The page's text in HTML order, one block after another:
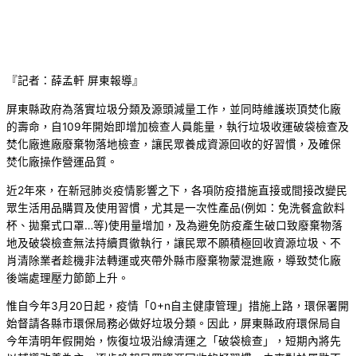
『記者：薛孟軒 屏東報導』
屏東縣政府為落實垃圾分類及源頭減量工作，並同時維護崁頂焚化廠
的壽命，自109年開始即增加檢查人員能量，執行垃圾收運破袋檢查及
焚化廠進廠廢棄物落地檢查，讓民眾養成資源回收的好習慣，及確保
焚化廠操作營運品質。
近2年來，在新冠肺炎疫情影響之下，各項防疫措施直接或間接改變民
眾生活用品購買及使用習慣，尤其是一次性產品(例如：免洗餐盒飲料
杯、拋棄式口罩…等)使用量增加，及為避免防疫產生破口致廢棄物落
地及破袋檢查無法持續貫徹執行，讓民眾不願積極回收資源垃圾、不
肖清除業者趁機非法轉運或夾帶外縣市廢棄物蒙混進廠，導致焚化廠
後端處理壓力節節上升。
惟自今年3月20日起，疫情「0+n自主健康管理」措施上路，環保署開
始督請各縣市環保局務必做好垃圾分類。因此，屏東縣政府環保局自
今年清明年假開始，恢復垃圾沿線清運之「破袋檢查」，短期內將先